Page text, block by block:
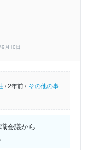
月10日
/2年前 / その他の事
会議から